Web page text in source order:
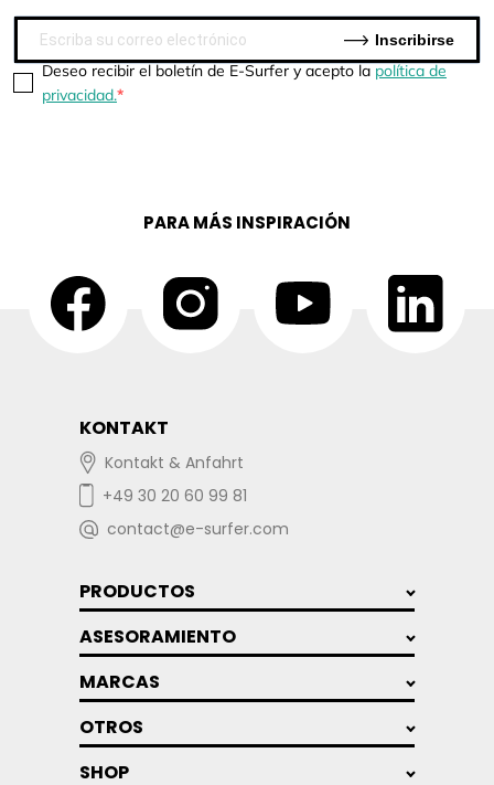
Deseo recibir el boletín de E-Surfer y acepto la política de
privacidad.
Inscribirse
PARA MÁS INSPIRACIÓN
KONTAKT
Kontakt & Anfahrt
+49 30 20 60 99 81
contact@e-surfer.com
PRODUCTOS
ASESORAMIENTO
MARCAS
OTROS
SHOP